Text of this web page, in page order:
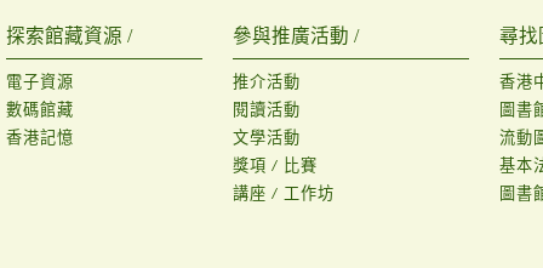
探索館藏資源 /
電子資源
數碼館藏
香港記憶
參與推廣活動 /
推介活動
閱讀活動
文學活動
獎項 / 比賽
講座 / 工作坊
尋找
香港
圖書
流動
基本
圖書